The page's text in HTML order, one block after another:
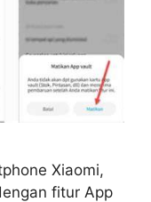
Xiaomi,
fitur App